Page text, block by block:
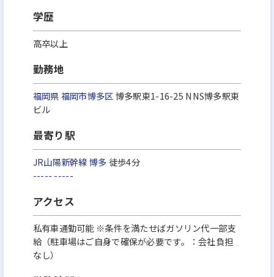
学歴
高卒以上
勤務地
福岡県福岡市博多区博多駅東1-16-25 NNS博多駅東
ビル
最寄り駅
JR山陽新幹線博多 徒歩4分
----- -----
アクセス
私有車通勤可能 ※条件を満たせばガソリン代一部支
給（駐車場はご自身で確保が必要です。：会社負担
なし）